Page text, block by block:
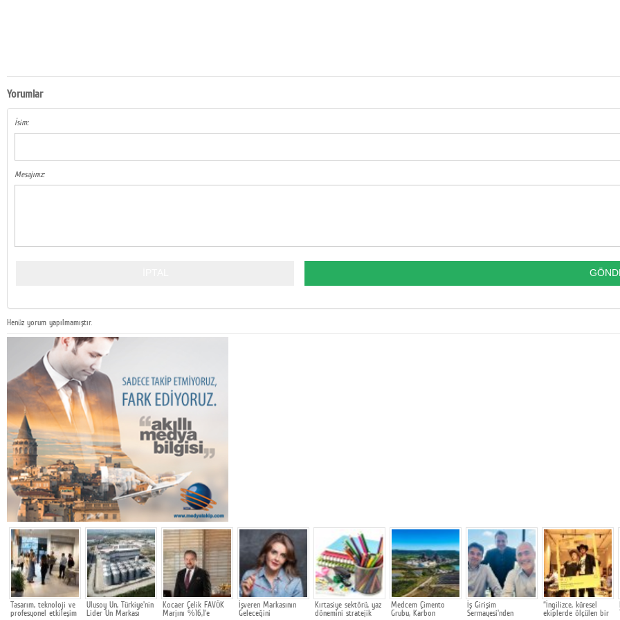
Yorumlar
İsim:
Mesajınız:
Henüz yorum yapılmamıştır.
Tasarım, teknoloji ve
profesyonel etkileşim
Ulusoy Un, Türkiye'nin
Lider Un Markası
Kocaer Çelik FAVÖK
Marjını %16,1'e
İşveren Markasının
Geleceğini
Kırtasiye sektörü, yaz
dönemini stratejik
Medcem Çimento
Grubu, Karbon
İş Girişim
Sermayesi'nden
“İngilizce, küresel
ekiplerde ölçülen bir